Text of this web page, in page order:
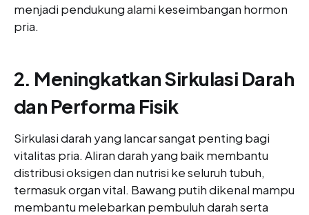
menjadi pendukung alami keseimbangan hormon
pria.
2. Meningkatkan Sirkulasi Darah
dan Performa Fisik
Sirkulasi darah yang lancar sangat penting bagi
vitalitas pria. Aliran darah yang baik membantu
distribusi oksigen dan nutrisi ke seluruh tubuh,
termasuk organ vital. Bawang putih dikenal mampu
membantu melebarkan pembuluh darah serta